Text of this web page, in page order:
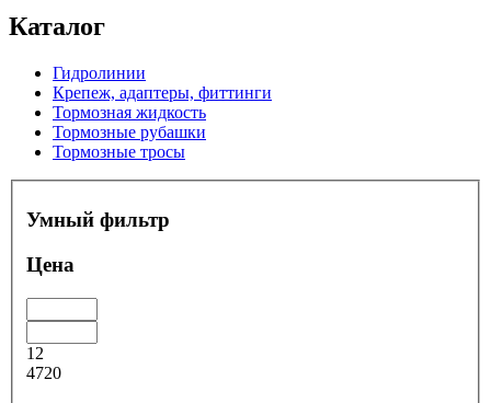
Каталог
Гидролинии
Крепеж, адаптеры, фиттинги
Тормозная жидкость
Тормозные рубашки
Тормозные тросы
Умный фильтр
Цена
12
4720